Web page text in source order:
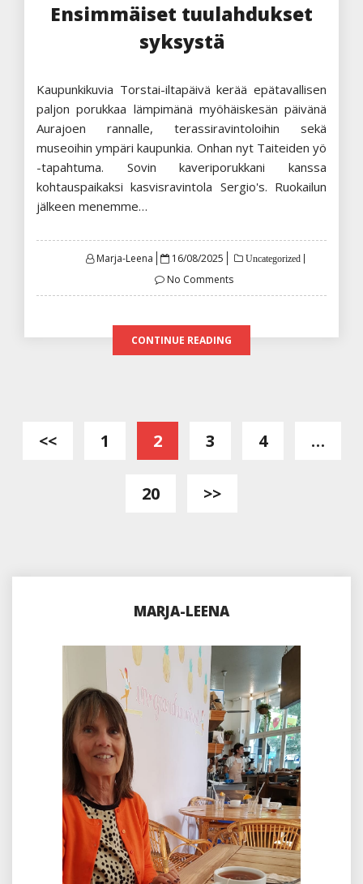
Ensimmäiset tuulahdukset
syksystä
Kaupunkikuvia Torstai-iltapäivä kerää epätavallisen
paljon porukkaa lämpimänä myöhäiskesän päivänä
Aurajoen rannalle, terassiravintoloihin sekä
museoihin ympäri kaupunkia. Onhan nyt Taiteiden yö
-tapahtuma. Sovin kaveriporukkani kanssa
kohtauspaikaksi kasvisravintola Sergio's. Ruokailun
jälkeen menemme…
Marja-Leena
Posted
16/08/2025 Uncategorized
No Comments
CONTINUE READING
Artikkelien
<< 1 2 3 4 …
20 >>
MARJA-LEENA